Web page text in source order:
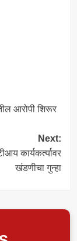
आरोपी शिरूर
Next:
कार्यकर्त्यावर
खंडणीचा गुन्हा